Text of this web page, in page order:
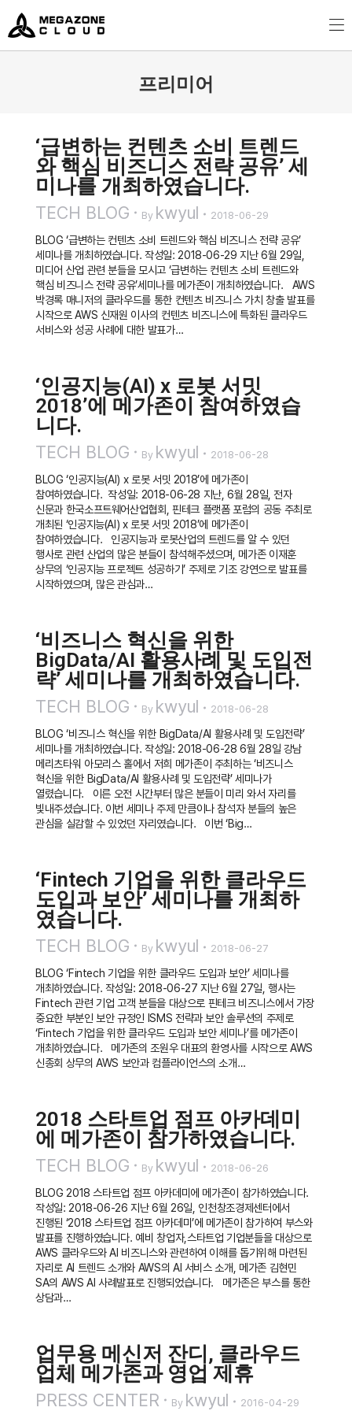
MegazoneCloud
디지털 전문 기업, 메가존클라우드
프리미어
‘급변하는 컨텐츠 소비 트렌드
와 핵심 비즈니스 전략 공유’ 세
미나를 개최하였습니다.
TECH BLOG By kwyul 2018-06-29
BLOG ‘급변하는 컨텐츠 소비 트렌드와 핵심 비즈니스 전략 공유’
세미나를 개최하였습니다. 작성일: 2018-06-29 지난 6월 29일,
미디어 산업 관련 분들을 모시고 ‘급변하는 컨텐츠 소비 트렌드와
핵심 비즈니스 전략 공유’세미나를 메가존이 개최하였습니다. AWS
박경록 매니저의 클라우드를 통한 컨텐츠 비즈니스 가치 창출 발표를
시작으로 AWS 신재원 이사의 컨텐츠 비즈니스에 특화된 클라우드
서비스와 성공 사례에 대한 발표가…
‘인공지능(AI) x 로봇 서밋
2018’에 메가존이 참여하였습
니다.
TECH BLOG By kwyul 2018-06-28
BLOG ‘인공지능(AI) x 로봇 서밋 2018’에 메가존이
참여하였습니다. 작성일: 2018-06-28 지난, 6월 28일, 전자
신문과 한국소프트웨어산업협회, 핀테크 플랫폼 포럼의 공동 주최로
개최된 ‘인공지능(AI) x 로봇 서밋 2018’에 메가존이
참여하였습니다. 인공지능과 로봇산업의 트렌드를 알 수 있던
행사로 관련 산업의 많은 분들이 참석해주셨으며, 메가존 이재훈
상무의 ‘인공지능 프로젝트 성공하기’ 주제로 기조 강연으로 발표를
시작하였으며, 많은 관심과…
‘비즈니스 혁신을 위한
BigData/AI 활용사례 및 도입전
략’ 세미나를 개최하였습니다.
TECH BLOG By kwyul 2018-06-28
BLOG ‘비즈니스 혁신을 위한 BigData/AI 활용사례 및 도입전략’
세미나를 개최하였습니다. 작성일: 2018-06-28 6월 28일 강남
메리츠타워 아모리스 홀에서 저희 메가존이 주최하는 ‘비즈니스
혁신을 위한 BigData/AI 활용사례 및 도입전략’ 세미나가
열렸습니다. 이른 오전 시간부터 많은 분들이 미리 와서 자리를
빛내주셨습니다. 이번 세미나 주제 만큼이나 참석자 분들의 높은
관심을 실감할 수 있었던 자리였습니다. 이번 ‘Big…
‘Fintech 기업을 위한 클라우드
도입과 보안’ 세미나를 개최하
였습니다.
TECH BLOG By kwyul 2018-06-27
BLOG ‘Fintech 기업을 위한 클라우드 도입과 보안’ 세미나를
개최하였습니다. 작성일: 2018-06-27 지난 6월 27일, 행사는
Fintech 관련 기업 고객 분들을 대상으로 핀테크 비즈니스에서 가장
중요한 부분인 보안 규정인 ISMS 전략과 보안 솔루션의 주제로
‘Fintech 기업을 위한 클라우드 도입과 보안 세미나’를 메가존이
개최하였습니다. 메가존의 조원우 대표의 환영사를 시작으로 AWS
신종회 상무의 AWS 보안과 컴플라이언스의 소개…
2018 스타트업 점프 아카데미
에 메가존이 참가하였습니다.
TECH BLOG By kwyul 2018-06-26
BLOG 2018 스타트업 점프 아카데미에 메가존이 참가하였습니다.
작성일: 2018-06-26 지난 6월 26일, 인천창조경제센터에서
진행된 ‘2018 스타트업 점프 아카데미’에 메가존이 참가하여 부스와
발표를 진행하였습니다. 예비 창업자,스타트업 기업분들을 대상으로
AWS 클라우드와 AI 비즈니스와 관련하여 이해를 돕기위해 마련된
자리로 AI 트렌드 소개와 AWS의 AI 서비스 소개, 메가존 김현민
SA의 AWS AI 사례발표로 진행되었습니다. 메가존은 부스를 통한
상담과…
업무용 메신저 잔디, 클라우드
업체 메가존과 영업 제휴
PRESS CENTER By kwyul 2016-04-29